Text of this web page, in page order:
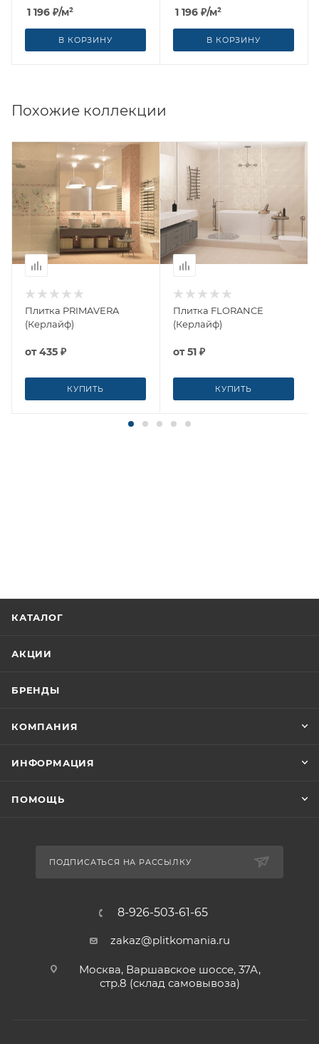
1 196 ₽/м²
В КОРЗИНУ
1 196 ₽/м²
В КОРЗИНУ
Похожие коллекции
Плитка PRIMAVERA
(Керлайф)
от435 ₽
КУПИТЬ
Плитка FLORANCE
(Керлайф)
от51 ₽
КУПИТЬ
КАТАЛОГ
АКЦИИ
БРЕНДЫ
КОМПАНИЯ
ИНФОРМАЦИЯ
ПОМОЩЬ
ПОДПИСАТЬСЯ НА РАССЫЛКУ
8-926-503-61-65
zakaz@plitkomania.ru
Москва, Варшавское шоссе, 37А,
стр.8 (склад самовывоза)